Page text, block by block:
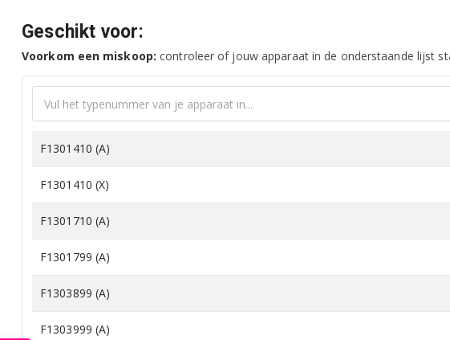
Geschikt voor:
Voorkom een miskoop: controleer of jouw apparaat in de onderstaande lijst
F1301410 (A)
F1301410 (X)
F1301710 (A)
F1301799 (A)
F1303899 (A)
F1303999 (A)